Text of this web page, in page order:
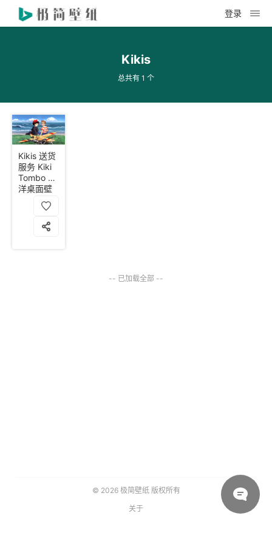
登录
Kikis
总共有 1 个
Kikis 送货
服务 Kiki
Tombo 海
洋桌面壁
-- 已加载全部 --
© 2026 极简壁纸版权所有
关于